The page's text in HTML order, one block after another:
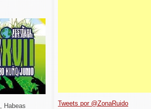
Habeas
Tweets por @ZonaRuido